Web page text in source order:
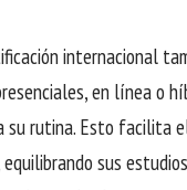
internacional
en línea o
su rutina. Esto facilita
sus